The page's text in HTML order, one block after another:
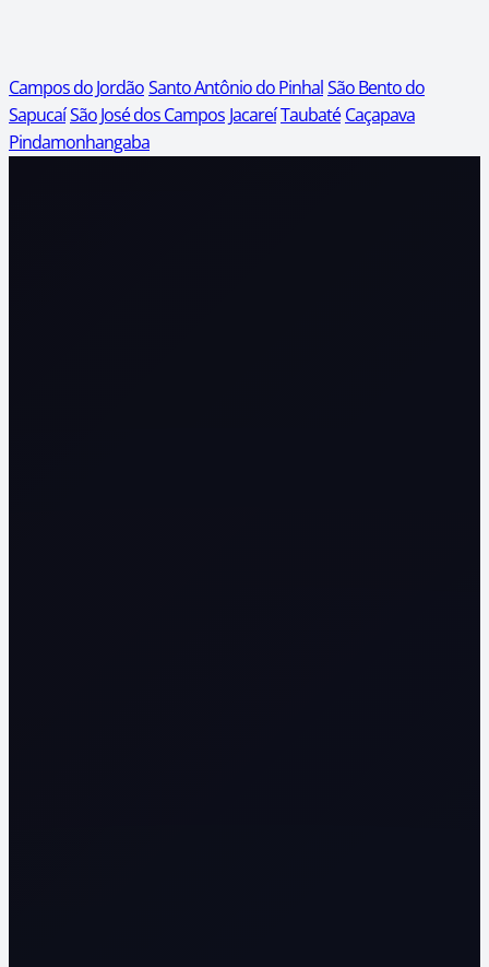
Campos do JordãoSanto Antônio do PinhalSão Bento do
SapucaíSão José dos Campos JacareíTaubaté Caçapava
Pindamonhangaba